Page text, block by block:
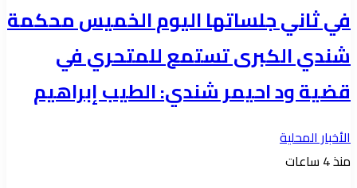
في ثاني جلساتها اليوم الخميس محكمة
شندي الكبرى تستمع للمتحري في
قضية ود احيمر شندي: الطيب إبراهيم
الأخبار المحلية
منذ 4 ساعات